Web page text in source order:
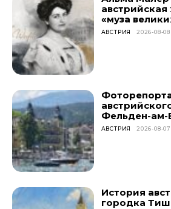
«муза
АВСТРИЯ 2026-08-08
Фельден-ам-
АВСТРИЯ 2026-08-07
История
городка